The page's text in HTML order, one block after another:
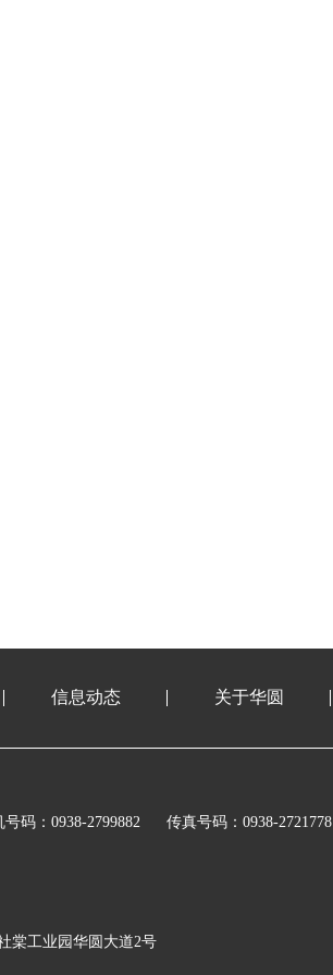
信息动态 关于华圆
号码：0938-2799882 传真号码：0938-2721778
棠工业园华圆大道2号